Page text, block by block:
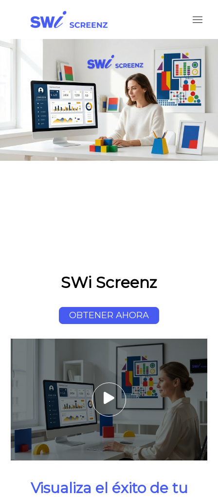
SWi Screenz
OBTENER AHORA
Visualiza el éxito de tu